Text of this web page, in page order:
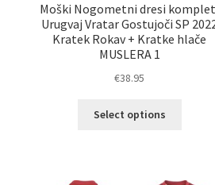
Moški Nogometni dresi
Urugvaj Vratar Gostujoči SP
Kratek Rokav + Kratke hlače
MUSLERA 1
€38.95
Select options
različic.